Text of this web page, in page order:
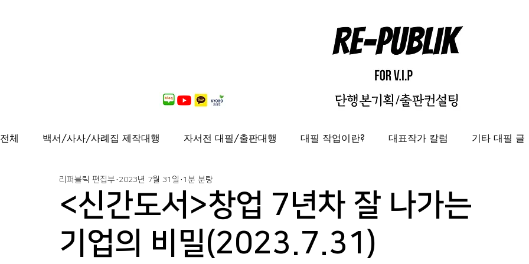
전체 백서/사사/사례집 제작대행 자서전 대필/출판대행 대필 작업이란? 대표작가 칼럼 기타 대필 글
출간도서 안내 연재중 사보/백서 제작대행
가이드북, 샘플북, 자료집 제작 대행 퍼스널브랜딩 도록제작대행 편집디자인 레퍼런스
<신간도서>창업 7년차 잘 나가는
기업의 비밀(2023.7.31)
리퍼블릭 편집부 2023년 7월 31일 1분 분량